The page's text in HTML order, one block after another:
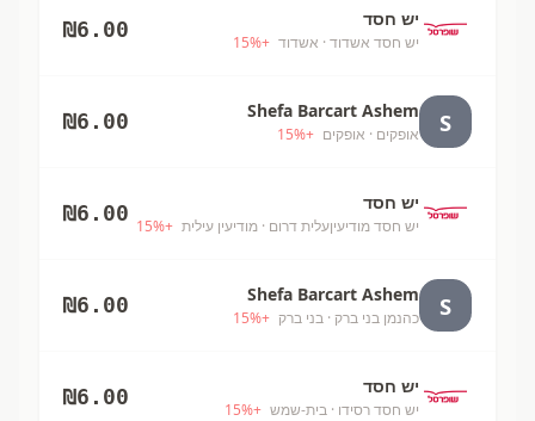
יש חסד
יש חסד אשדוד · אשדוד +
15%
₪6.00
S
Shefa Barcart Ashem
אופקים · אופקים +
15%
₪6.00
יש חסד
יש חסד מודיעיןעלית דרום · מודיעין עילית +
15%
₪6.00
S
Shefa Barcart Ashem
כהנמן בני ברק · בני ברק +
15%
₪6.00
יש חסד
יש חסד רסידו · בית-שמש +
15%
₪6.00